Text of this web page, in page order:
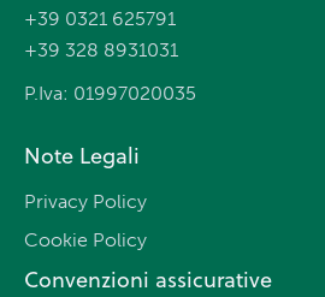
+39 0321 625791
+39 328 8931031
P.Iva: 01997020035
Note Legali
Privacy Policy
Cookie Policy
Convenzioni assicurative